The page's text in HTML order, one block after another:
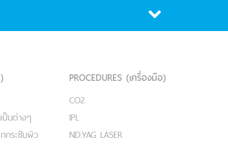
นต่างๆ
ระชับผิว
PROCEDURES (เครื่องมือ)
CO2
IPL
ND:YAG LASER